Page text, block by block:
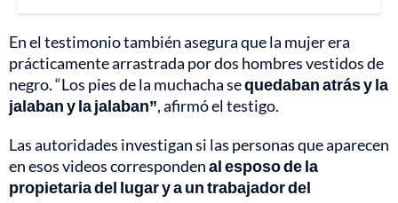
En el testimonio también asegura que la mujer era
prácticamente arrastrada por dos hombres vestidos de
negro. “Los pies de la muchacha sequedaban atrás y la
jalaban y la jalaban”, afirmó el testigo.
Las autoridades investigan si las personas que aparecen
en esos videos correspondenal esposo de la
propietaria del lugar y a un trabajador del